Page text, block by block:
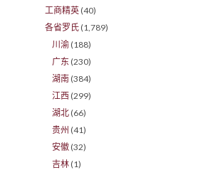
工商精英 (40)
各省罗氏 (1,789)
川渝 (188)
广东 (230)
湖南 (384)
江西 (299)
湖北 (66)
贵州 (41)
安徽 (32)
吉林 (1)